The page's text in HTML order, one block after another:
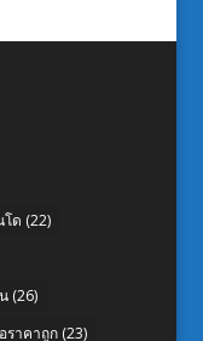
โด (22)
(26)
ราคาถูก(23)